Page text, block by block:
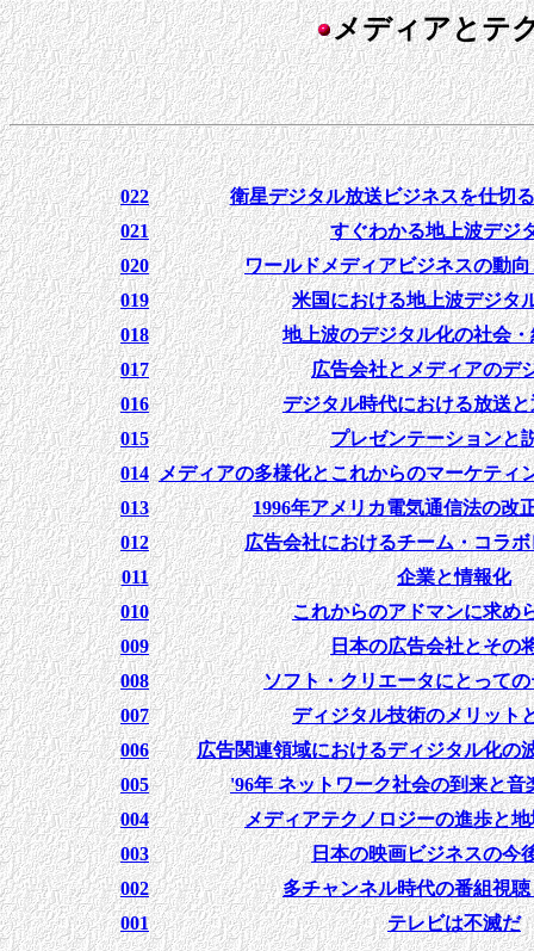
メディアとテ
022
衛星デジタル放送ビジネスを仕切
021
すぐわかる地上波デジ
020
ワールドメディアビジネスの動
019
米国における地上波デジタ
018
地上波のデジタル化の社会
017
広告会社とメディアのデ
016
デジタル時代における放送
015
プレゼンテーションと
014 メディアの多様化とこれからのマーケティ
013
1996年アメリカ電気通信法の改
012
広告会社におけるチーム・コラ
011
企業と情報化
010
これからのアドマンに求め
009
日本の広告会社とその
008
ソフト・クリエータにとって
007
ディジタル技術のメリット
006
広告関連領域におけるディジタル化の
005
'96年 ネットワーク社会の到来と音
004
メディアテクノロジーの進歩と
003
日本の映画ビジネスの今
002
多チャンネル時代の番組視
001
テレビは不滅だ